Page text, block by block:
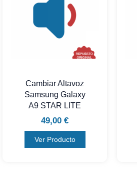
Cambiar Altavoz
Samsung Galaxy
A9 STAR LITE
49,00 €
Ver Producto